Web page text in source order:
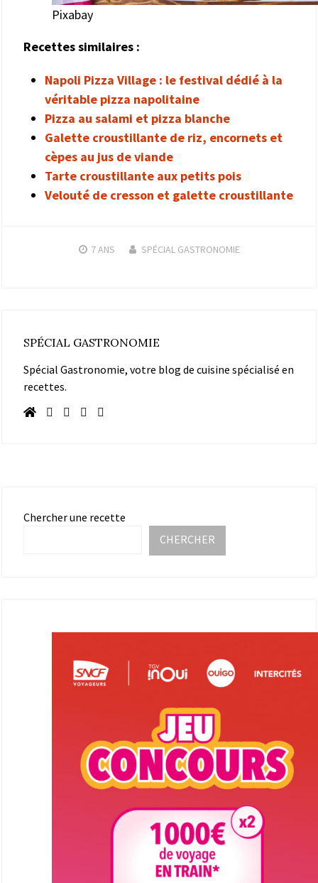
Pixabay
Recettes similaires :
Napoli Pizza Village : le festival dédié à la
véritable pizza napolitaine
Pizza au salami et pizza blanche
Galette croustillante de riz, encornets et
cèpes au jus de viande
Tarte croustillante aux petits pois
Velouté de cresson et galette croustillante
7 ANS SPÉCIAL GASTRONOMIE
SPÉCIAL GASTRONOMIE
Spécial Gastronomie, votre blog de cuisine spécialisé en
recettes.
Chercher une recette
CHERCHER